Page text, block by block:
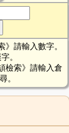
》請輸入數字。
。
檢索》請輸入倉
。